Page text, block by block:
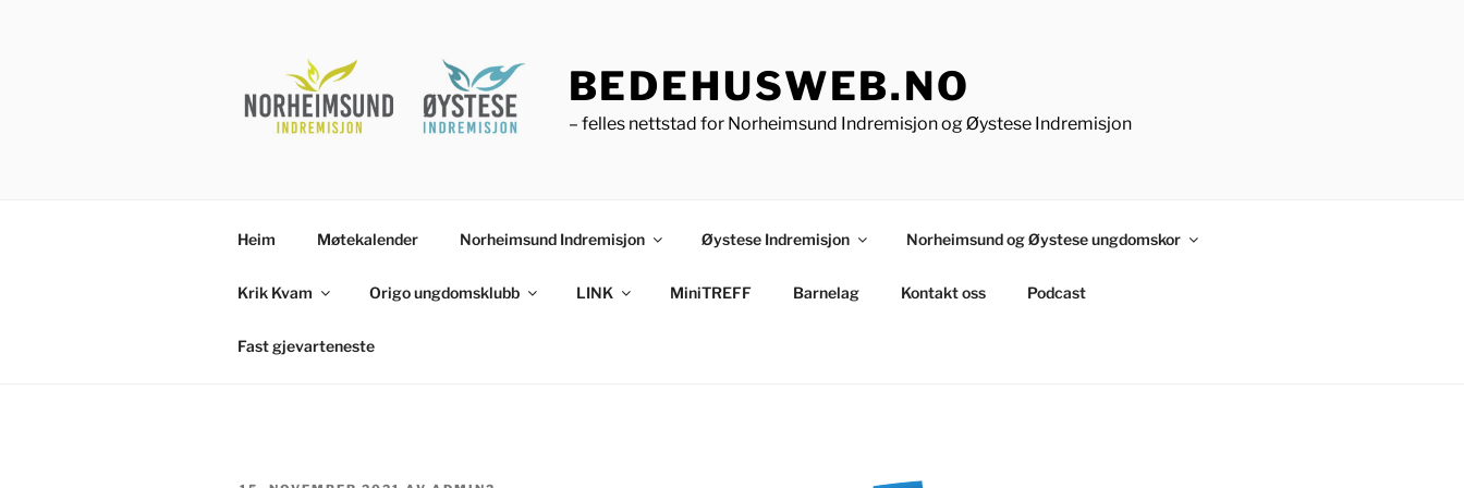
BEDEHUSWEB.NO
– felles nettstad for Norheimsund Indremisjon og Øystese Indremisjon
Heim Møtekalender Norheimsund Indremisjon Øystese Indremisjon Norheimsund og Øystese ungdomskor
Krik Kvam Origo ungdomsklubb LINK MiniTREFF Barnelag Kontakt oss Podcast
Fast gjevarteneste